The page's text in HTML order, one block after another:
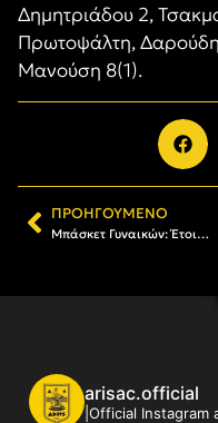
Δημητριάδου 2,
Πρωτοψάλτη, Δαρούδη
Μανούση 8(1).
ΠΡΟΗΓΟΎΜΕΝΟ
Μπάσκετ Γυναικών: Έτοιμος ο ΑΡΗΣ για τον αγώνα με την Χ.Α.Ν.Θ.
arisac.official
|Official Instagram